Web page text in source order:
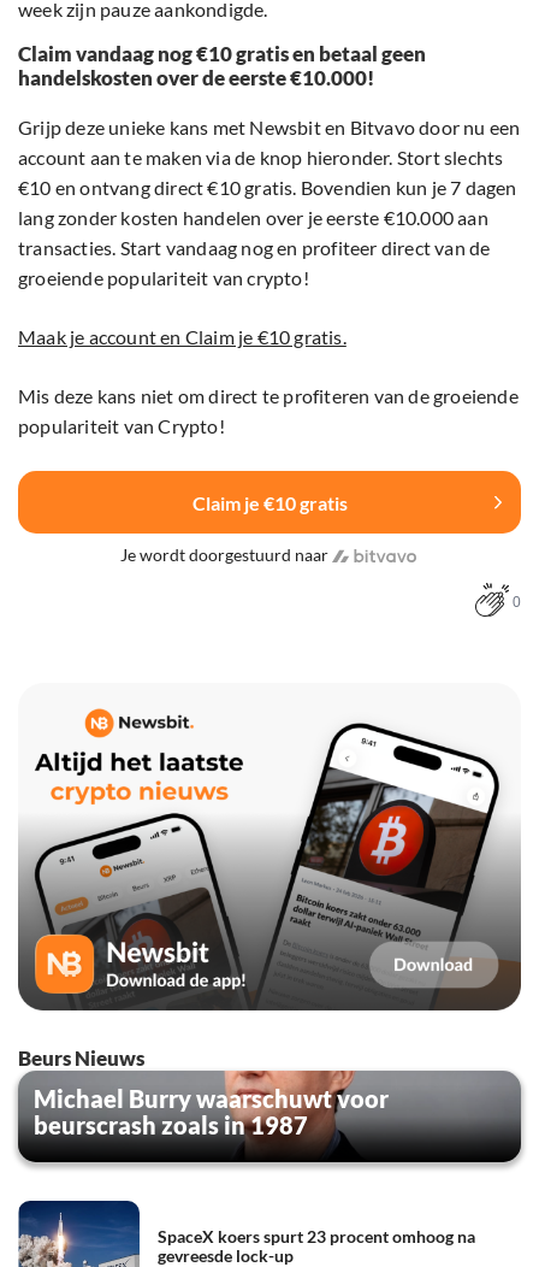
week zijn pauze aankondigde.
Claim vandaag nog €10 gratis en betaal geen
handelskosten over de eerste €10.000!
Grijp deze unieke kans met Newsbit en Bitvavo door nu een
account aan te maken via de knop hieronder. Stort slechts
€10 en ontvang direct €10 gratis. Bovendien kun je 7 dagen
lang zonder kosten handelen over je eerste €10.000 aan
transacties. Start vandaag nog en profiteer direct van de
groeiende populariteit van crypto!
Maak je account en Claim je €10 gratis.
Mis deze kans niet om direct te profiteren van de groeiende
populariteit van Crypto!
Claim je €10 gratis
Je wordt doorgestuurd naar
0
Beurs Nieuws
Michael Burry waarschuwt voor
beurscrash zoals in 1987
SpaceX koers spurt 23 procent omhoog na
gevreesde lock-up